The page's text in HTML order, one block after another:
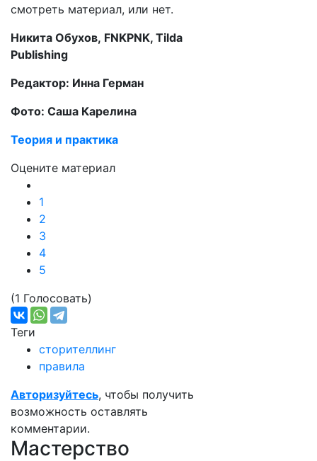
смотреть материал, или нет.
Никита Обухов, FNKPNK, Tilda
Publishing
Редактор: Инна Герман
Фото: Саша Карелина
Теория и практика
Оцените материал
1
2
3
4
5
(1 Голосовать)
Теги
сторителлинг
правила
Авторизуйтесь, чтобы получить
возможность оставлять
комментарии.
Мастерство